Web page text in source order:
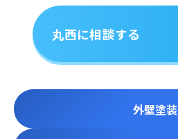
丸西に相談する
外壁塗装